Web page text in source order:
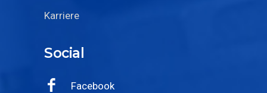
Karriere
Social
Facebook